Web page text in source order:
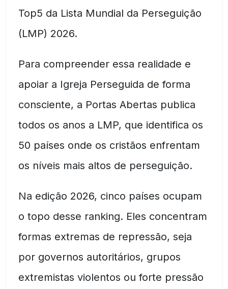
Top5 da Lista Mundial da Perseguição
(LMP) 2026.
Para compreender essa realidade e
apoiar a Igreja Perseguida de forma
consciente, a Portas Abertas publica
todos os anos a LMP, que identifica os
50 países onde os cristãos enfrentam
os níveis mais altos de perseguição.
Na edição 2026, cinco países ocupam
o topo desse ranking. Eles concentram
formas extremas de repressão, seja
por governos autoritários, grupos
extremistas violentos ou forte pressão